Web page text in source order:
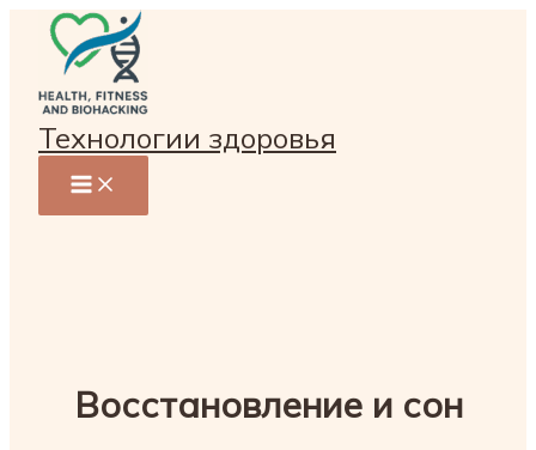
Перейти
содержимому
Технологии здоровья
Восстановление и сон